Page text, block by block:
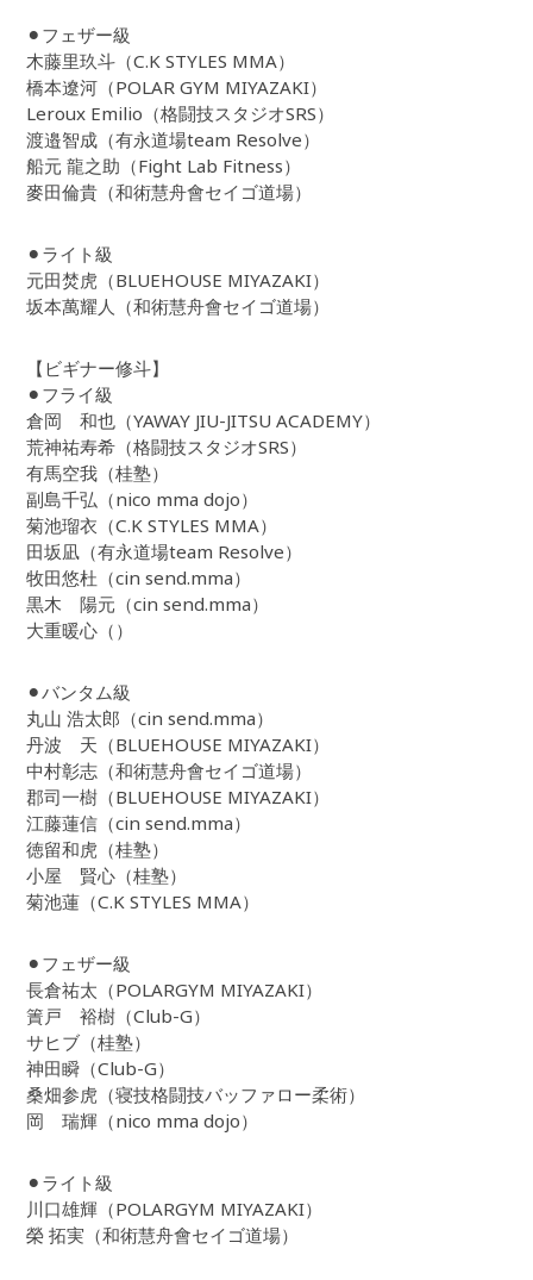
⚫︎フェザー級
木藤里玖斗（C.K STYLES MMA）
橋本遼河（POLAR GYM MIYAZAKI）
Leroux Emilio（格闘技スタジオSRS）
渡邉智成（有永道場team Resolve）
船元 龍之助（Fight Lab Fitness）
麥田倫貴（和術慧舟會セイゴ道場）
⚫︎ライト級
元田焚虎（BLUEHOUSE MIYAZAKI）
坂本萬耀人（和術慧舟會セイゴ道場）
【ビギナー修斗】
⚫︎フライ級
倉岡 和也（YAWAY JIU-JITSU ACADEMY）
荒神祐寿希（格闘技スタジオSRS）
有馬空我（桂塾）
副島千弘（nico mma dojo）
菊池瑠衣（C.K STYLES MMA）
田坂凪（有永道場team Resolve）
牧田悠杜（cin send.mma）
黒木 陽元（cin send.mma）
大重暖心（）
⚫︎バンタム級
丸山 浩太郎（cin send.mma）
丹波 天（BLUEHOUSE MIYAZAKI）
中村彰志（和術慧舟會セイゴ道場）
郡司一樹（BLUEHOUSE MIYAZAKI）
江藤蓮信（cin send.mma）
徳留和虎（桂塾）
小屋 賢心（桂塾）
菊池蓮（C.K STYLES MMA）
⚫︎フェザー級
長倉祐太（POLARGYM MIYAZAKI）
簀戸 裕樹（Club-G）
サヒブ（桂塾）
神田瞬（Club-G）
桑畑参虎（寝技格闘技バッファロー柔術）
岡 瑞輝（nico mma dojo）
⚫︎ライト級
川口雄輝（POLARGYM MIYAZAKI）
榮 拓実（和術慧舟會セイゴ道場）